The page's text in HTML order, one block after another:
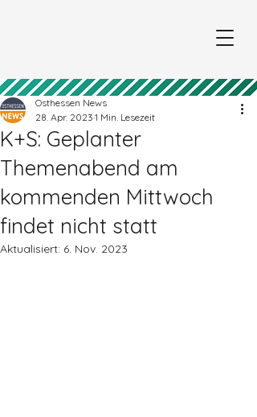
K+S: Geplanter
Themenabend am
kommenden Mittwoch
findet nicht statt
Osthessen News
28. Apr. 2023 1 Min. Lesezeit
Aktualisiert: 6. Nov. 2023